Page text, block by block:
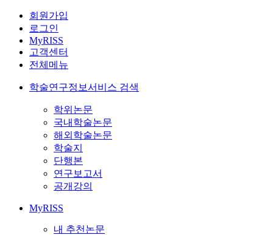
회원가입
로그인
MyRISS
고객센터
전체메뉴
학술연구정보서비스 검색
학위논문
국내학술논문
해외학술논문
학술지
단행본
연구보고서
공개강의
MyRISS
내 추천논문